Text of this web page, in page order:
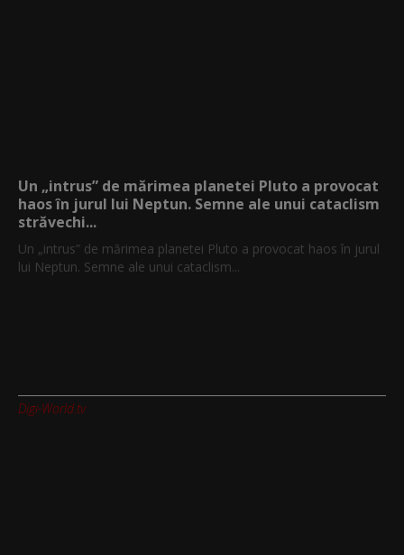
Un „intrus” de mărimea planetei Pluto a provocat
haos în jurul lui Neptun. Semne ale unui cataclism
străvechi...
Un „intrus” de mărimea planetei Pluto a provocat haos în jurul
lui Neptun. Semne ale unui cataclism...
Digi-World.tv